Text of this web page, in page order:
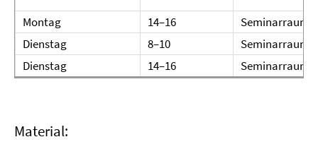
Montag 14–16
Seminarraum
Dienstag
8–10
Seminarraum
Dienstag
14–16 Seminarraum
Material: